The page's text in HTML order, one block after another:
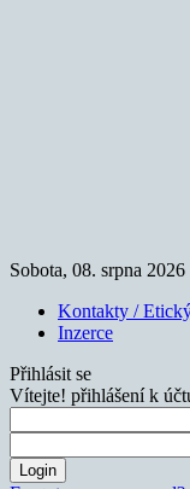
Sobota, 08. srpna 2026
Kontakty /
Inzerce
Přihlásit se
Vítejte! přihlášení k